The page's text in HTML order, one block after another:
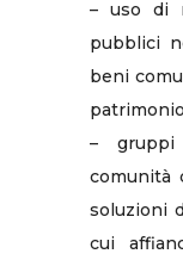
– uso di
pubblici
beni
–
comunità
soluzioni
cui